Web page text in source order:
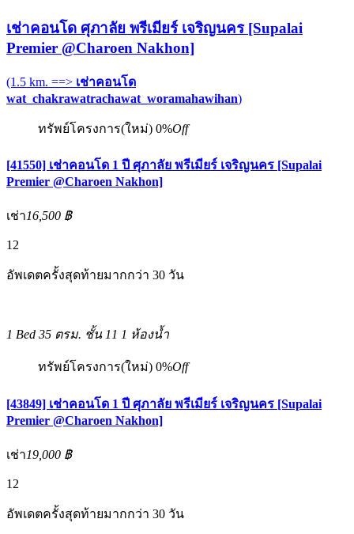
เช่าคอนโด ศุภาลัย พรีเมียร์ เจริญนคร [Supalai
Premier @Charoen Nakhon]
(1.5 km. ==> เช่าคอนโด
wat_chakrawatrachawat_woramahawihan)
ทรัพย์โครงการ(ใหม่) 0%Off
[41550] เช่าคอนโด 1 ปี ศุภาลัย พรีเมียร์ เจริญนคร [Supalai
Premier @Charoen Nakhon]
เช่า16,500 ฿
12
อัพเดตครั้งสุดท้ายมากกว่า 30 วัน
1 Bed 35 ตรม. ชั้น 11 1 ห้องน้ำ
ทรัพย์โครงการ(ใหม่) 0%Off
[43849] เช่าคอนโด 1 ปี ศุภาลัย พรีเมียร์ เจริญนคร [Supalai
Premier @Charoen Nakhon]
เช่า19,000 ฿
12
อัพเดตครั้งสุดท้ายมากกว่า 30 วัน